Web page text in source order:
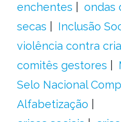
enchentes
ondas
secas
Inclusão
violência contra
comitês gestores
Selo Nacional
Alfabetização